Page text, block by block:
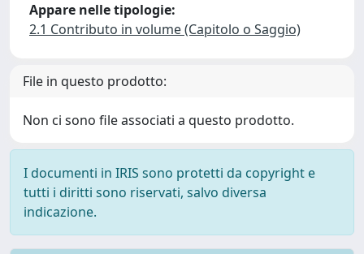
Appare nelle tipologie:
2.1 Contributo in volume (Capitolo o Saggio)
File in questo prodotto:
Non ci sono file associati a questo prodotto.
I documenti in IRIS sono protetti da copyright e
tutti i diritti sono riservati, salvo diversa
indicazione.